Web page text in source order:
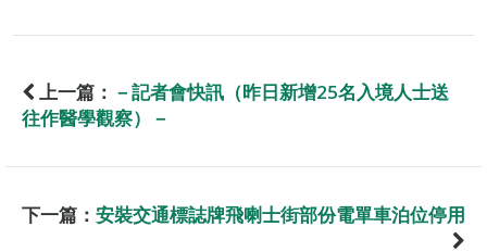
上一篇： －記者會快訊（昨日新增25名入境人士送
往作醫學觀察）－
下一篇： 安裝交通標誌牌飛喇士街部份電單車泊位停用